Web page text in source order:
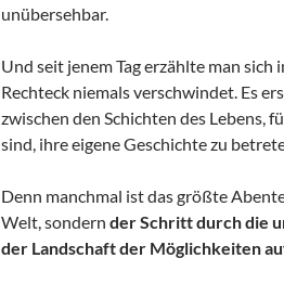
unübersehbar.
Und seit jenem Tag erzählte man sich
Rechteck niemals verschwindet. Es
zwischen den Schichten des Lebens,
sind, ihre eigene Geschichte zu
Denn manchmal ist das größte
Welt, sondern der Schritt durch die
der Landschaft der Möglichkeiten